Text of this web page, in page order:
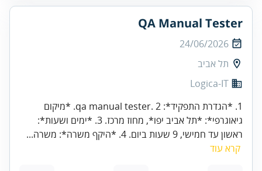
QA Manual Tester
24/06/2026
תל אביב
Logica-IT
1. *הגדרת התפקיד*: qa manual tester. 2. *מיקום
גיאוגרפי*: *תל אביב יפו*, מחוז מרכז. 3. *ימים ושעות*:
ראשון עד חמישי, 9 שעות ביום. 4. *היקף משרה*: משרה...
קרא עוד